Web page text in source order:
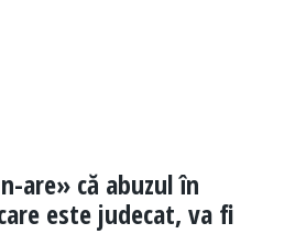
are» că abuzul în
este judecat, va fi